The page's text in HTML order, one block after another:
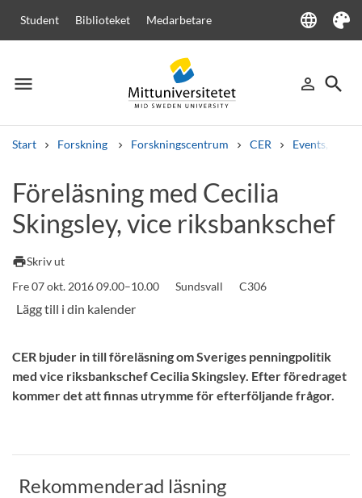
Student Biblioteket Medarbetare language
Language
Tema
menu
Meny person_outline
Logga in
search
Sök
Start Forskning Forskningscentrum CER Events,
Andra söktjänster
Kurser och programKursplanerVälkomstbrevPersonal
Lediga jobb
Föreläsning med Cecilia
Skingsley, vice riksbankschef
printSkriv ut
Fre 07 okt. 2016 09.00–10.00
Sundsvall C306
CER bjuder in till föreläsning om Sveriges penningpolitik
med vice riksbankschef Cecilia Skingsley. Efter föredraget
kommer det att finnas utrymme för efterföljande frågor.
Rekommenderad läsning